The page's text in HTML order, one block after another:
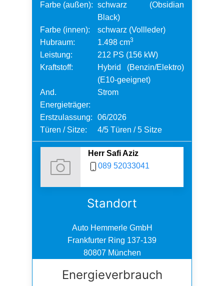
Farbe (außen): schwarz (Obsidian
Black)
Farbe (innen):
schwarz (Vollleder)
Hubraum:
1.498 cm3
Leistung:
212 PS (156 kW)
Kraftstoff:
Hybrid (Benzin/Elektro)
(E10-geeignet)
And.
Energieträger:
Strom
Erstzulassung:
06/2026
Türen / Sitze:
4/5 Türen / 5 Sitze
Herr Safi Aziz
089 52033041
Standort
Auto Hemmerle GmbH
Frankfurter Ring 137-139
80807 München
Energieverbrauch